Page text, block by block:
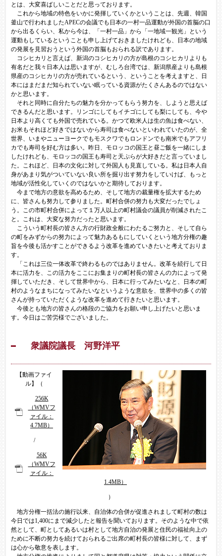
とは、大変喜ばしいことだと思っております。
これから地域の特色をいかに発揮していくかということは、先週、韓国
釜山で行われましたAPECの会議でも日本の一村一品運動が外国の首脳の口
から出るくらい、私から今は、「一村一品」から「一地域一観光」という
運動もしているということも申し上げておきましたけれども、日本の地域
の発展を見習おうという外国の首脳もおられる訳であります。
コシヒカリと言えば、新潟のコシヒカリの方が島根のコシヒカリよりも
有名だと我々日本人は思いますが、むしろ台湾では、新潟県産よりも島根
県産のコシヒカリの方が売れているという、ということを考えますと、日
本にはまだまだ知られていない眠っている資源がたくさんあるのではない
かと思います。
それと同時に自分たちの魅力を分かってもらう努力を、しようと思えば
できるんだと思います。リンゴにしてもイチゴにしても梨にしても、今や
日本より高くても外国で売れている。かつて欧米人は生の魚は食べない、
お米もそれほど好きではないから寿司は食べないといわれていたのが、全
世界、いまやニューヨークでもモスクワでもロンドンでも南米でもアフリ
カでも寿司を好む方は多い。昨日、モロッコの国王と昼ご飯を一緒にしま
したけれども、モロッコの国王も寿司と天ぷらが大好きだと言っていまし
た。これほど、日本の文化に対して外国人も見直している。私は日本人自
身があまり気がついていない良い所を掘り出す努力をしていけば、もっと
地域が活性化していくのではないかと期待しております。
今まで地方の意欲を高めるため、そして地方の裁量権を拡大するため
に、皆さんも努力して参りました。町村合併の努力も大変だったでしょ
う。この市町村合併によって１万人以上の町村議会の議員が削減されたこ
と。これは、大変な努力だったと思います。
こういう町村長の皆さん方の行財政全般にわたるご努力と、そして自ら
の町をみずからの努力によって魅力あるもにしていくという地方分権の趣
旨を今後も活かすことができるよう改革を進めていきたいと考えておりま
す。
「これは三位一体改革で終わるものではありません。改革を続行して日
本に活力を、この活力をここにお集まりの町村長の皆さんの力によって発
揮していただき、そして世界中から、日本に行ってみたいなと、日本の町
村のようなまちになってみたいなというような意欲を、世界中の多くの皆
さんが持っていただくような改革を進めて行きたいと思います。
今後とも地方の皆さんの格段のご協力をお願い申し上げたいと思いま
す。今日はご苦労様でございました。
衆議院議長 河野洋平
【動画ファイ
ル】（
256K
（WMVフ
ァイル：
4.7MB）
/
56K
（WMVフ
ァイル：
1.4MB）
）
地方分権一括法の施行以来、自治体の合併が促進されまして町村の数は
今日では1,400にまで減少したと報告を聞いております。そのような中で依
然として、町としてあるいは村として地方自治の発展と住民の福祉向上の
ために不断の努力を続けておられるご出席の町村長の皆様に対して、まず
は心から敬意を表します。